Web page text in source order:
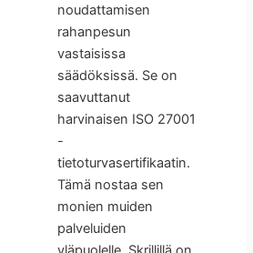
noudattamisen
rahanpesun
vastaisissa
säädöksissä. Se on
saavuttanut
harvinaisen ISO 27001
-
tietoturvasertifikaatin.
Tämä nostaa sen
monien muiden
palveluiden